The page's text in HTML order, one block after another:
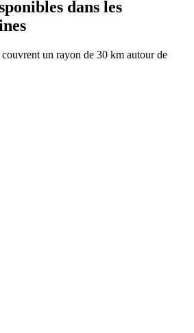
dans les
un rayon de 30 km autour de